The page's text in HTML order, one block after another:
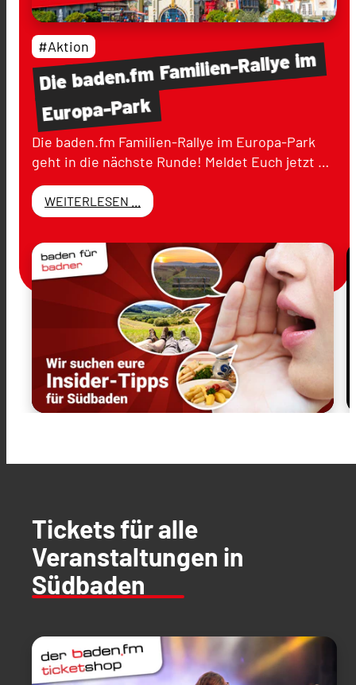
Diebaden.fmFamilien-Rallyeim
Europa-Park
#Aktion
Die baden.fm Familien-Rallye im Europa-Park
geht in die nächste Runde! Meldet Euch jetzt …
WEITERLESEN ...
Tickets für alle
Veranstaltungen in
Südbaden